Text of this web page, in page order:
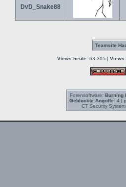
DvD_Snake88
Teamsite
Views heute: 63.305 | Views
Forensoftware: Burning
Geblockte Angriffe:4 |
CT Security